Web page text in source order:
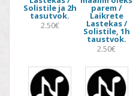
Solistile ja 2h
tasutvok.
2.50€
parem /
Laikrete
Lastekas /
Solistile, 1h
taustvok.
2.50€